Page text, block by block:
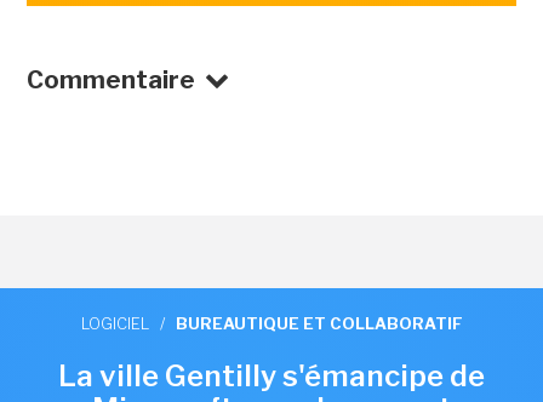
Commentaire
LOGICIEL / BUREAUTIQUE ET COLLABORATIF
La ville Gentilly s'émancipe de